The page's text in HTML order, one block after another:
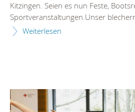
Kitzingen. Seien es nun Feste,
Sportveranstaltungen.Unser
Weiterlesen